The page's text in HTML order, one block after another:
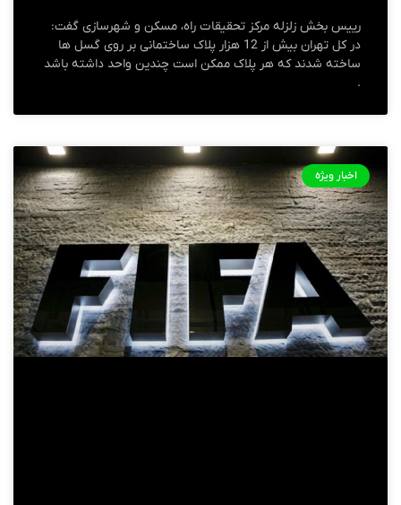
رییس بخش زلزله مرکز تحقیقات راه، مسکن و شهرسازی گفت:
در کل تهران بیش از 12 هزار پلاک ساختمانی بر روی گسل ها
ساخته شدند که هر پلاک ممکن است چندین واحد داشته باشد
.
اخبار ویژه